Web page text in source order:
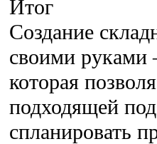
Итог
Создание
своими руками
которая
подходящей
спланировать